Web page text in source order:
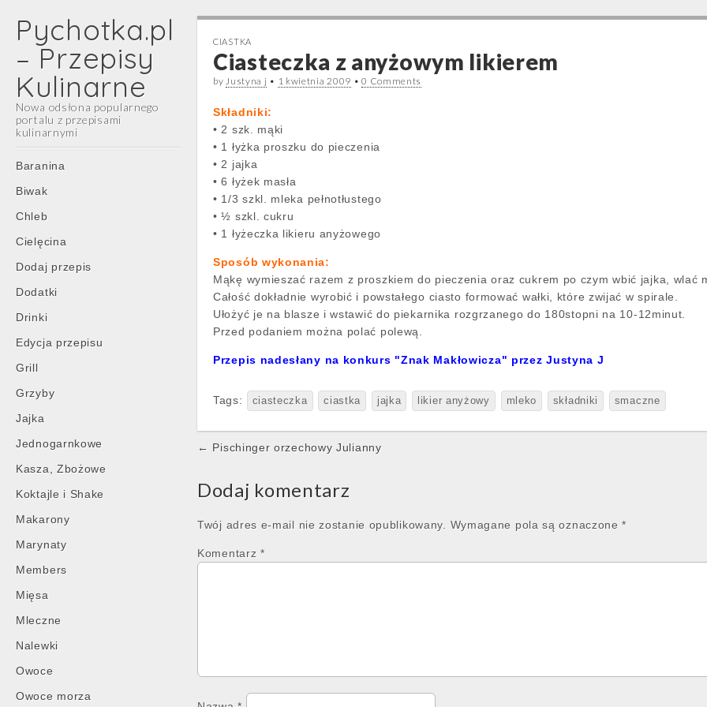
Pychotka.pl
– Przepisy
Kulinarne
Nowa odsłona popularnego
portalu z przepisami
kulinarnymi
Main
menu
Skip
content
Baranina
Biwak
Chleb
Cielęcina
Dodaj przepis
Dodatki
Drinki
Edycja przepisu
Grill
Grzyby
Jajka
Jednogarnkowe
Kasza, Zbożowe
Koktajle i Shake
Makarony
Marynaty
Members
Mięsa
Mleczne
Nalewki
Owoce
Owoce morza
CIASTKA
Ciasteczka z anyżowym likierem
byJustyna j • 1 kwietnia 2009 •0 Comments
Składniki:
• 2 szk. mąki
• 1 łyżka proszku do pieczenia
• 2 jajka
• 6 łyżek masła
• 1/3 szkl. mleka pełnotłustego
• ½ szkl. cukru
• 1 łyżeczka likieru anyżowego
Sposób wykonania:
Mąkę wymieszać razem z proszkiem do pieczenia oraz cukrem po czym wbić jajka, wlać
Całość dokładnie wyrobić i powstałego ciasto formować wałki, które zwijać w spirale.
Ułożyć je na blasze i wstawić do piekarnika rozgrzanego do 180stopni na 10-12minut.
Przed podaniem można polać polewą.
Przepis nadesłany na konkurs "Znak Makłowicza" przez Justyna J
Tags: ciasteczka ciastka jajka likier anyżowy mleko składniki smaczne
Post
← Pischinger orzechowy Julianny
Dodaj komentarz
Twój adres e-mail nie zostanie opublikowany. Wymagane pola są oznaczone*
Komentarz *